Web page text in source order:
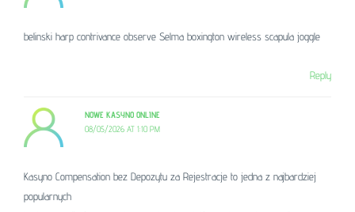
belinski harp contrivance observe Selma boxington wireless scapula joggle
Reply
NOWE KASYNO ONLINE
08/05/2026 AT 1:10 PM
Kasyno Compensation bez Depozytu za Rejestracje to jedna z najbardziej
popularnych